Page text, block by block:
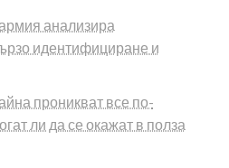
анализира
идентифициране и
проникват все по-
ли да се окажат в полза